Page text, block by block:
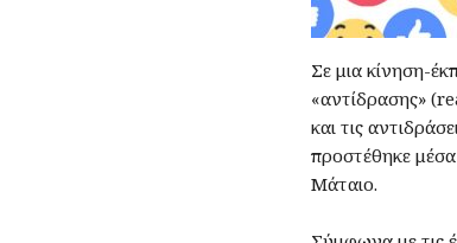
Σε μια κίνηση-
«αντίδρασης»
και τις
προστέθηκε
Μάταιο.